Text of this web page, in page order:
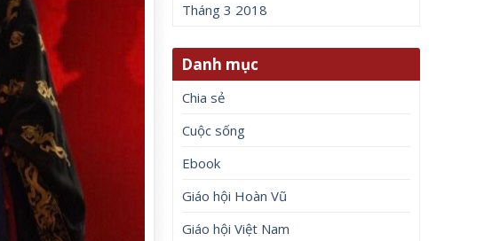
Tháng 3 2018
Danh mục
Chia sẻ
Cuộc sống
Ebook
Giáo hội Hoàn Vũ
Giáo hội Việt Nam